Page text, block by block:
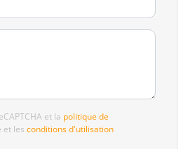
et la politique de
et les conditions d'utilisation